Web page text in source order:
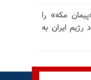
مکه» را
ایران به